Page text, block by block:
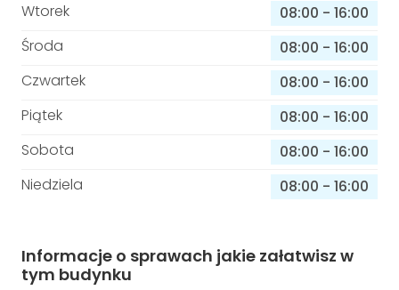
Wtorek
08:00 - 16:00
Środa
08:00 - 16:00
Czwartek
08:00 - 16:00
Piątek
08:00 - 16:00
Sobota
08:00 - 16:00
Niedziela
08:00 - 16:00
Informacje o sprawach jakie załatwisz w
tym budynku